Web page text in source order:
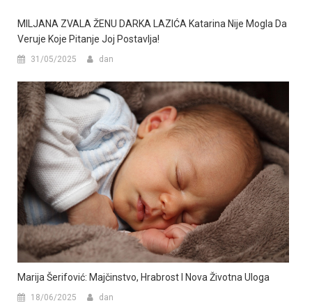
MILJANA ZVALA ŽENU DARKA LAZIĆA Katarina Nije Mogla Da
Veruje Koje Pitanje Joj Postavlja!
31/05/2025 dan
Marija Šerifović: Majčinstvo, Hrabrost I Nova Životna Uloga
18/06/2025 dan